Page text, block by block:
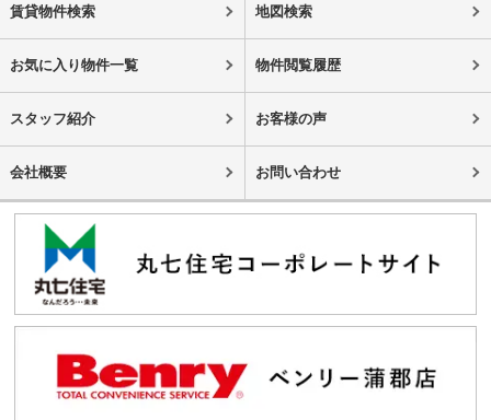
賃貸物件検索 地図検索
お気に入り物件一覧 物件閲覧履歴
スタッフ紹介 お客様の声
会社概要 お問い合わせ